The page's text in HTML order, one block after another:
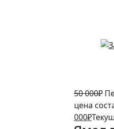
50 000₽
цена
000₽